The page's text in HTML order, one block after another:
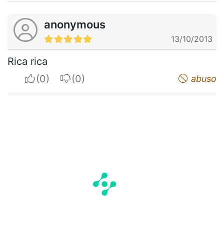
anonymous
13/10/2013
Rica rica
I apreciateI do not appreciate abuso